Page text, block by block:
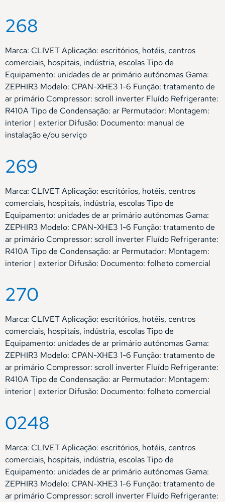
268
Marca: CLIVET Aplicação: escritórios, hotéis, centros
comerciais, hospitais, indústria, escolas Tipo de
Equipamento: unidades de ar primário autónomas Gama:
ZEPHIR3 Modelo: CPAN-XHE3 1-6 Função: tratamento de
ar primário Compressor: scroll inverter Fluído Refrigerante:
R410A Tipo de Condensação: ar Permutador: Montagem:
interior | exterior Difusão: Documento: manual de
instalação e/ou serviço
269
Marca: CLIVET Aplicação: escritórios, hotéis, centros
comerciais, hospitais, indústria, escolas Tipo de
Equipamento: unidades de ar primário autónomas Gama:
ZEPHIR3 Modelo: CPAN-XHE3 1-6 Função: tratamento de
ar primário Compressor: scroll inverter Fluído Refrigerante:
R410A Tipo de Condensação: ar Permutador: Montagem:
interior | exterior Difusão: Documento: folheto comercial
270
Marca: CLIVET Aplicação: escritórios, hotéis, centros
comerciais, hospitais, indústria, escolas Tipo de
Equipamento: unidades de ar primário autónomas Gama:
ZEPHIR3 Modelo: CPAN-XHE3 1-6 Função: tratamento de
ar primário Compressor: scroll inverter Fluído Refrigerante:
R410A Tipo de Condensação: ar Permutador: Montagem:
interior | exterior Difusão: Documento: folheto comercial
0248
Marca: CLIVET Aplicação: escritórios, hotéis, centros
comerciais, hospitais, indústria, escolas Tipo de
Equipamento: unidades de ar primário autónomas Gama:
ZEPHIR3 Modelo: CPAN-XHE3 1-6 Função: tratamento de
ar primário Compressor: scroll inverter Fluído Refrigerante: